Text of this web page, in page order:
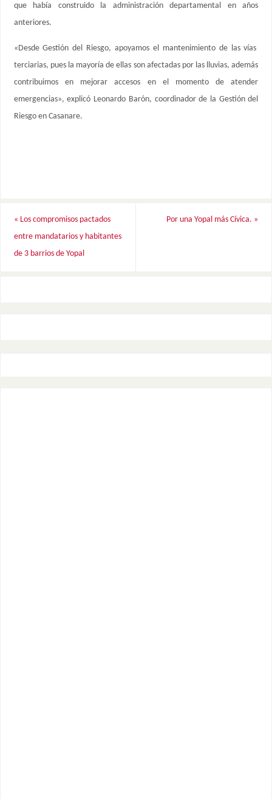
que había construido la administración departamental en años
anteriores.
«Desde Gestión del Riesgo, apoyamos el mantenimiento de las vías
terciarias, pues la mayoría de ellas son afectadas por las lluvias, además
contribuimos en mejorar accesos en el momento de atender
emergencias», explicó Leonardo Barón, coordinador de la Gestión del
Riesgo en Casanare.
« Los compromisos pactados
entre mandatarios y habitantes
de 3 barrios de Yopal
Por una Yopal más Cívica. »